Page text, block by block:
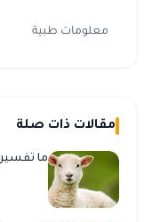
معلومات طبية
مقالات ذات صلة
ما